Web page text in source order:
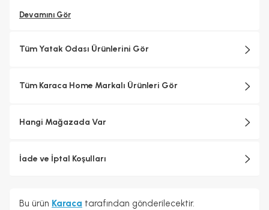
Devamını Gör
Tüm Yatak Odası Ürünlerini Gör
Tüm Karaca Home Markalı Ürünleri Gör
Hangi Mağazada Var
İade ve İptal Koşulları
Bu ürün Karaca tarafından gönderilecektir.